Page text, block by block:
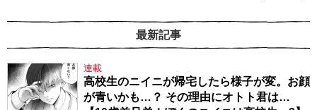
最新記事
連載
高校生のニイニが帰宅したら様子が変。お顔
が青いかも…？ その理由にオトト君は…